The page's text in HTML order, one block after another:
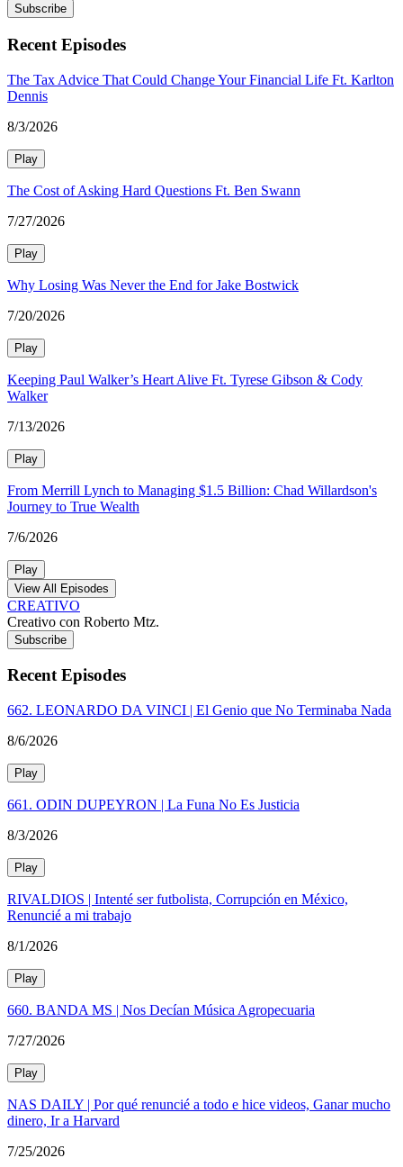
Subscribe
Recent Episodes
The Tax Advice That Could Change Your Financial Life Ft. Karlton
Dennis
8/3/2026
Play
The Cost of Asking Hard Questions Ft. Ben Swann
7/27/2026
Play
Why Losing Was Never the End for Jake Bostwick
7/20/2026
Play
Keeping Paul Walker’s Heart Alive Ft. Tyrese Gibson & Cody
Walker
7/13/2026
Play
From Merrill Lynch to Managing $1.5 Billion: Chad Willardson's
Journey to True Wealth
7/6/2026
Play
View All Episodes
CREATIVO
Creativo con Roberto Mtz.
Subscribe
Recent Episodes
662. LEONARDO DA VINCI | El Genio que No Terminaba Nada
8/6/2026
Play
661. ODIN DUPEYRON | La Funa No Es Justicia
8/3/2026
Play
RIVALDIOS | Intenté ser futbolista, Corrupción en México,
Renuncié a mi trabajo
8/1/2026
Play
660. BANDA MS | Nos Decían Música Agropecuaria
7/27/2026
Play
NAS DAILY | Por qué renuncié a todo e hice videos, Ganar mucho
dinero, Ir a Harvard
7/25/2026